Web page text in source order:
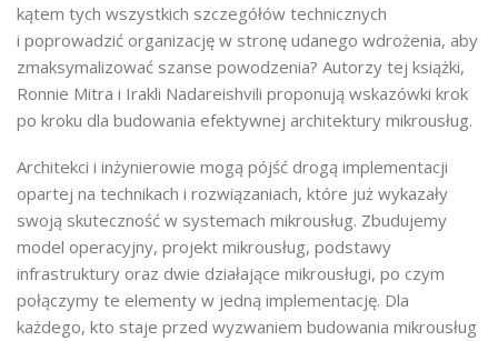
kątem tych wszystkich szczegółów technicznych
i poprowadzić organizację w stronę udanego wdrożenia, aby
zmaksymalizować szanse powodzenia? Autorzy tej książki,
Ronnie Mitra i Irakli Nadareishvili proponują wskazówki krok
po kroku dla budowania efektywnej architektury mikrousług.
Architekci i inżynierowie mogą pójść drogą implementacji
opartej na technikach i rozwiązaniach, które już wykazały
swoją skuteczność w systemach mikrousług. Zbudujemy
model operacyjny, projekt mikrousług, podstawy
infrastruktury oraz dwie działające mikrousługi, po czym
połączymy te elementy w jedną implementację. Dla
każdego, kto staje przed wyzwaniem budowania mikrousług